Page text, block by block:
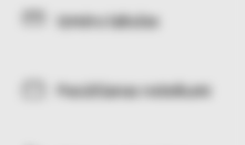
Izmēru tabulas
Pasūtīšanas noteikumi